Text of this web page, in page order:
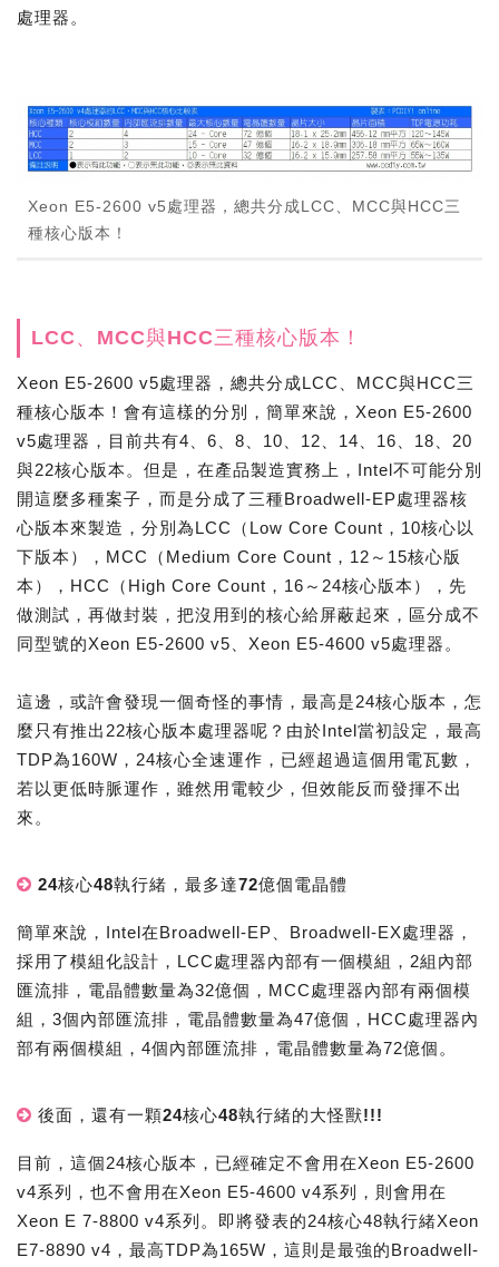
處理器。
Xeon E5-2600 v5處理器，總共分成LCC、MCC與HCC三
種核心版本！
LCC、MCC與HCC三種核心版本！
Xeon E5-2600 v5處理器，總共分成LCC、MCC與HCC三
種核心版本！會有這樣的分別，簡單來說，Xeon E5-2600
v5處理器，目前共有4、6、8、10、12、14、16、18、20
與22核心版本。但是，在產品製造實務上，Intel不可能分別
開這麼多種案子，而是分成了三種Broadwell-EP處理器核
心版本來製造，分別為LCC（Low Core Count，10核心以
下版本），MCC（Medium Core Count，12～15核心版
本），HCC（High Core Count，16～24核心版本），先
做測試，再做封裝，把沒用到的核心給屏蔽起來，區分成不
同型號的Xeon E5-2600 v5、Xeon E5-4600 v5處理器。
這邊，或許會發現一個奇怪的事情，最高是24核心版本，怎
麼只有推出22核心版本處理器呢？由於Intel當初設定，最高
TDP為160W，24核心全速運作，已經超過這個用電瓦數，
若以更低時脈運作，雖然用電較少，但效能反而發揮不出
來。
24核心48執行緒，最多達72億個電晶體
簡單來說，Intel在Broadwell-EP、Broadwell-EX處理器，
採用了模組化設計，LCC處理器內部有一個模組，2組內部
匯流排，電晶體數量為32億個，MCC處理器內部有兩個模
組，3個內部匯流排，電晶體數量為47億個，HCC處理器內
部有兩個模組，4個內部匯流排，電晶體數量為72億個。
後面，還有一顆24核心48執行緒的大怪獸!!!
目前，這個24核心版本，已經確定不會用在Xeon E5-2600
v4系列，也不會用在Xeon E5-4600 v4系列，則會用在
Xeon E 7-8800 v4系列。即將發表的24核心48執行緒Xeon
E7-8890 v4，最高TDP為165W，這則是最強的Broadwell-